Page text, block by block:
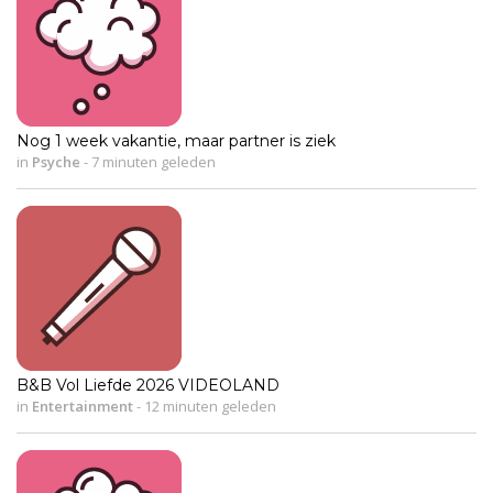
Nog 1 week vakantie, maar partner is ziek
in Psyche - 7 minuten geleden
B&B Vol Liefde 2026 VIDEOLAND
in Entertainment- 12 minuten geleden